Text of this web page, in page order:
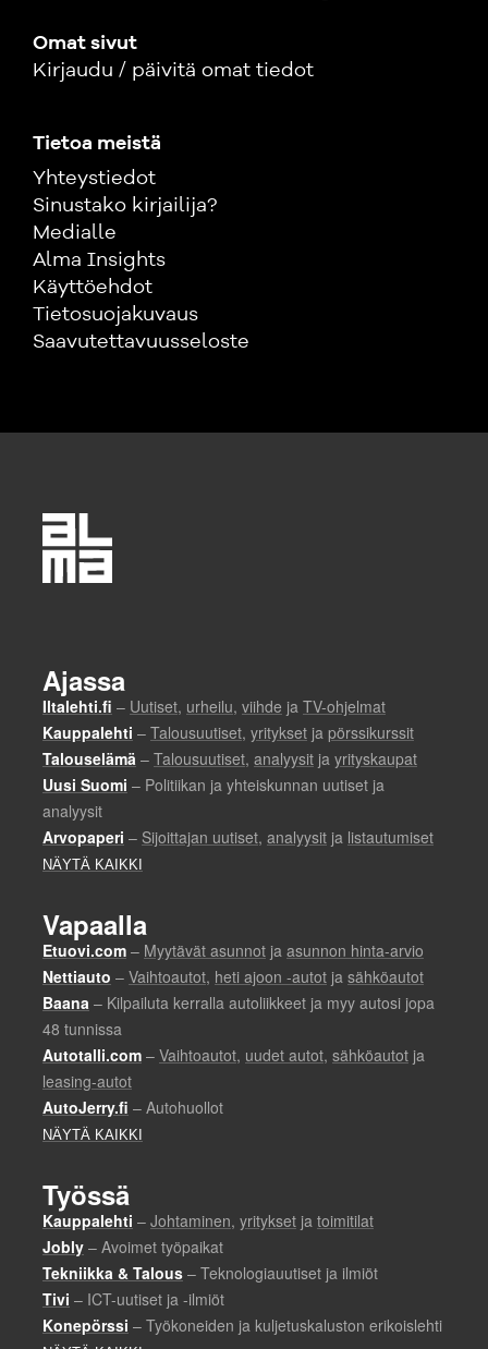
Omat sivut
Kirjaudu / päivitä omat tiedot
Tietoa meistä
Yhteystiedot
Sinustako kirjailija?
Medialle
Alma Insights
Käyttöehdot
Tietosuojakuvaus
Saavutettavuusseloste